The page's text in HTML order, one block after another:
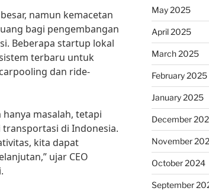
namun kemacetan
bagi pengembangan
Beberapa startup lokal
terbaru untuk
dan ride-
hanya masalah, tetapi
di Indonesia.
kita dapat
ujar CEO
May 2025
April 2025
March 2025
February 2025
January 2025
December
November
October 2024
September